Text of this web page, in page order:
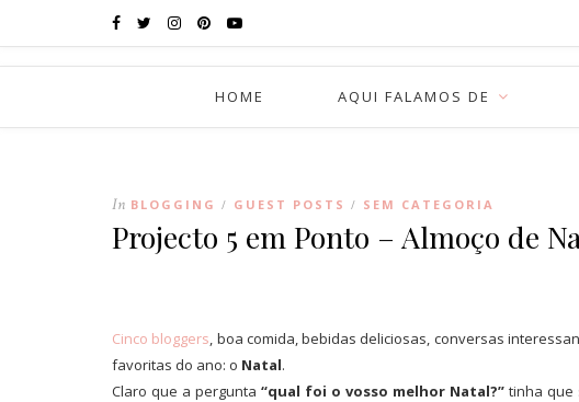
HOME AQUI FALAMOS DE
In BLOGGING / GUEST POSTS / SEM CATEGORIA
Projecto 5 em Ponto – Almoço de
Cinco bloggers, boa comida, bebidas deliciosas, conversas
favoritas do ano: o Natal.
Claro que a pergunta “qual foi o vosso melhor Natal?” tinha que